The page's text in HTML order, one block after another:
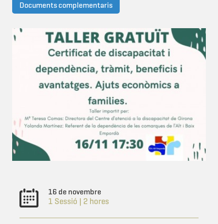
Documents complementaris
16 de novembre
1 Sessió | 2 hores